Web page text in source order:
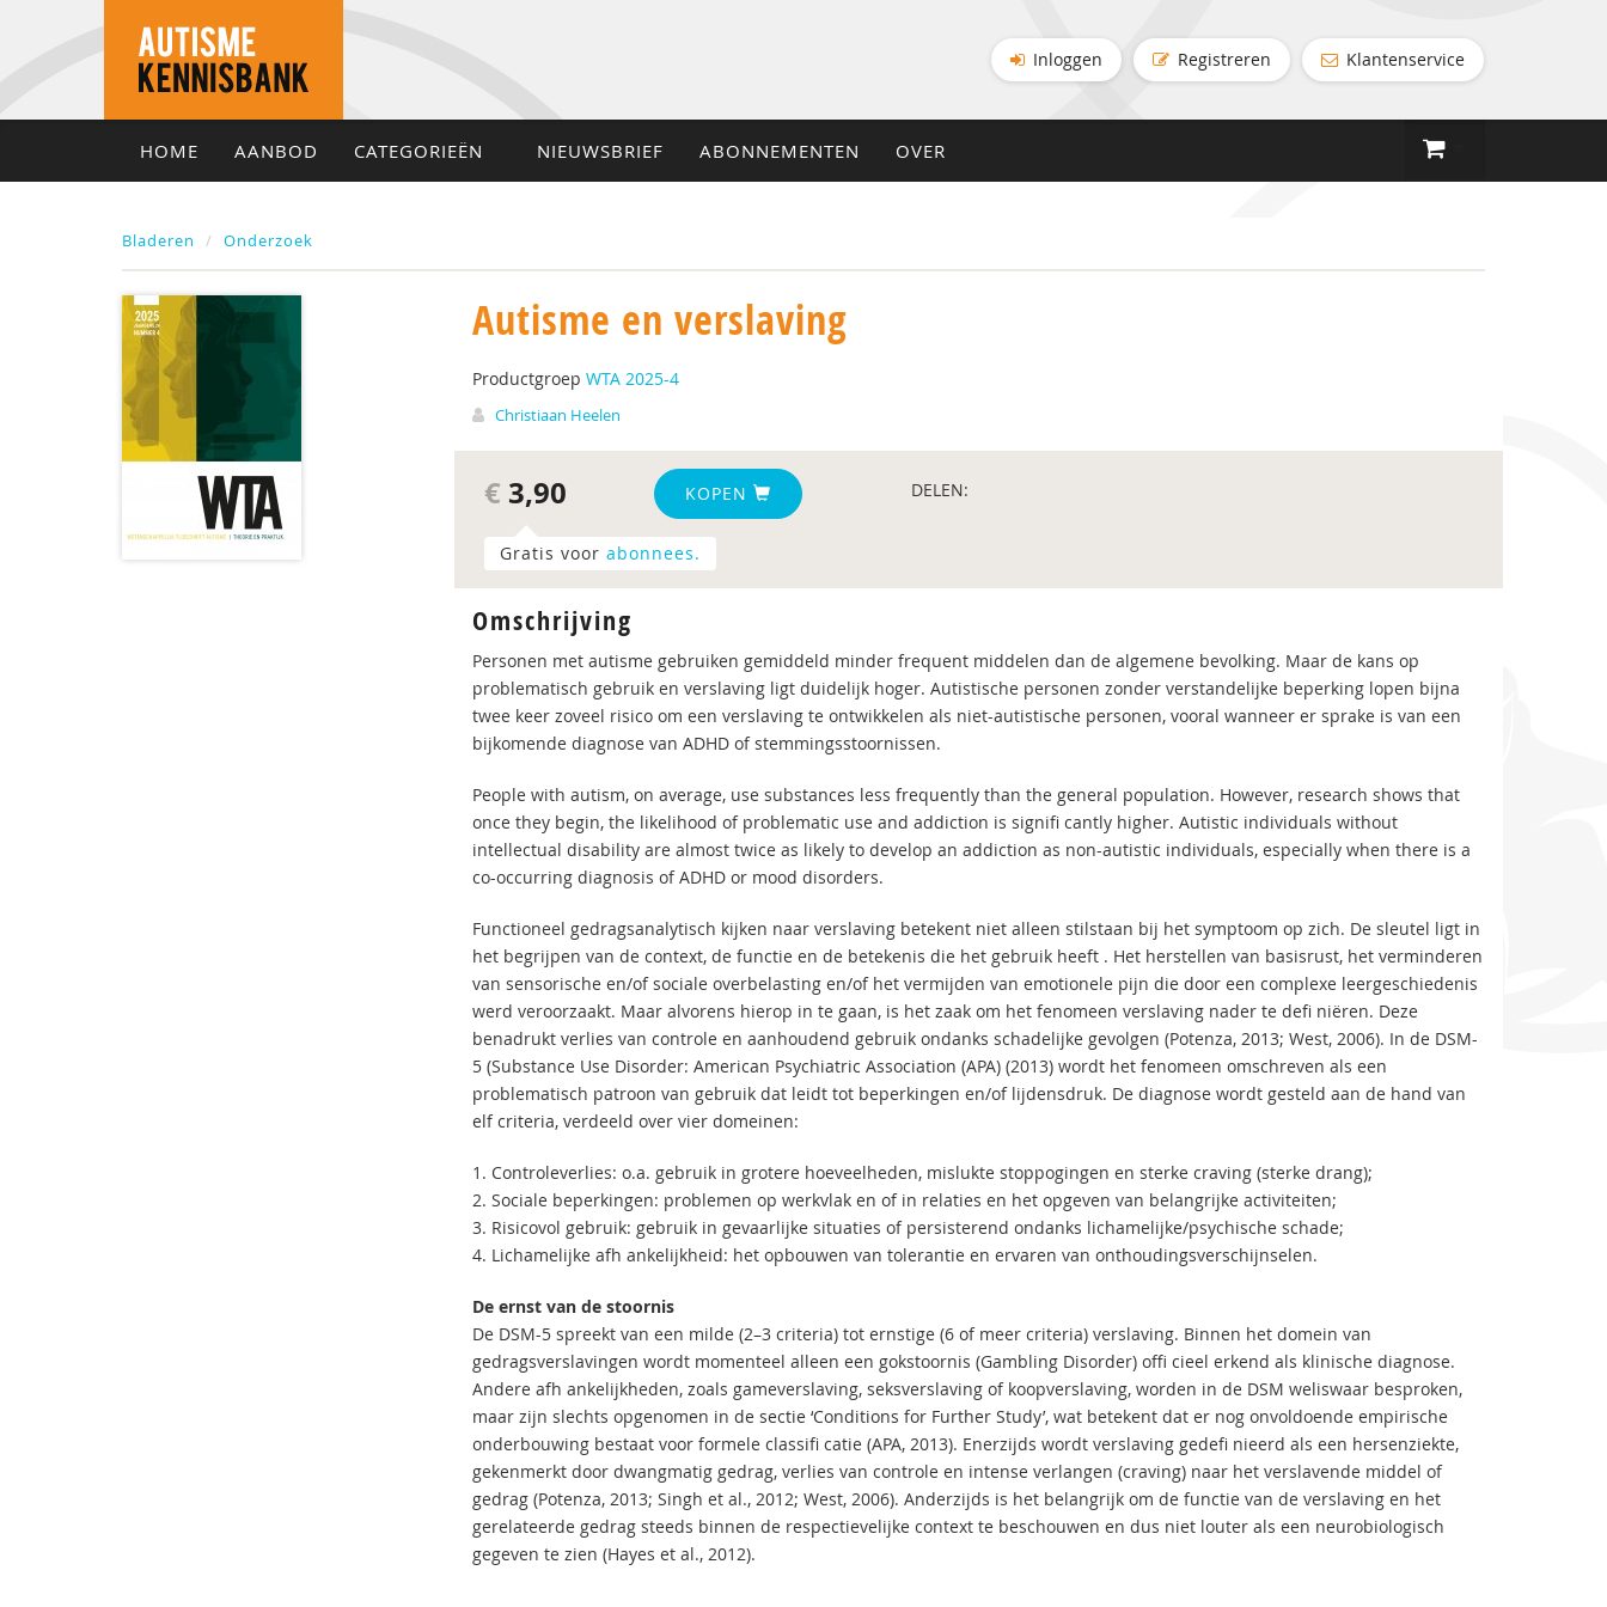
Inloggen Registreren Klantenservice
HOME AANBOD CATEGORIEËN NIEUWSBRIEF ABONNEMENTEN OVER
Bladeren Onderzoek
Autisme en verslaving
Productgroep WTA 2025-4
Christiaan Heelen
€ 3,90 KOPEN DELEN:
Gratis voor abonnees.
Omschrijving
Personen met autisme gebruiken gemiddeld minder frequent middelen dan de algemene bevolking. Maar de kans op
problematisch gebruik en verslaving ligt duidelijk hoger. Autistische personen zonder verstandelijke beperking lopen bijna
twee keer zoveel risico om een verslaving te ontwikkelen als niet-autistische personen, vooral wanneer er sprake is van een
bijkomende diagnose van ADHD of stemmingsstoornissen.
People with autism, on average, use substances less frequently than the general population. However, research shows that
once they begin, the likelihood of problematic use and addiction is signifi cantly higher. Autistic individuals without
intellectual disability are almost twice as likely to develop an addiction as non-autistic individuals, especially when there is a
co-occurring diagnosis of ADHD or mood disorders.
Functioneel gedragsanalytisch kijken naar verslaving betekent niet alleen stilstaan bij het symptoom op zich. De sleutel ligt in
het begrijpen van de context, de functie en de betekenis die het gebruik heeft . Het herstellen van basisrust, het verminderen
van sensorische en/of sociale overbelasting en/of het vermijden van emotionele pijn die door een complexe leergeschiedenis
werd veroorzaakt. Maar alvorens hierop in te gaan, is het zaak om het fenomeen verslaving nader te defi niëren. Deze
benadrukt verlies van controle en aanhoudend gebruik ondanks schadelijke gevolgen (Potenza, 2013; West, 2006). In de DSM-
5 (Substance Use Disorder: American Psychiatric Association (APA) (2013) wordt het fenomeen omschreven als een
problematisch patroon van gebruik dat leidt tot beperkingen en/of lijdensdruk. De diagnose wordt gesteld aan de hand van
elf criteria, verdeeld over vier domeinen:
1. Controleverlies: o.a. gebruik in grotere hoeveelheden, mislukte stoppogingen en sterke craving (sterke drang);
2. Sociale beperkingen: problemen op werkvlak en of in relaties en het opgeven van belangrijke activiteiten;
3. Risicovol gebruik: gebruik in gevaarlijke situaties of persisterend ondanks lichamelijke/psychische schade;
4. Lichamelijke afh ankelijkheid: het opbouwen van tolerantie en ervaren van onthoudingsverschijnselen.
De ernst van de stoornis
De DSM-5 spreekt van een milde (2–3 criteria) tot ernstige (6 of meer criteria) verslaving. Binnen het domein van
gedragsverslavingen wordt momenteel alleen een gokstoornis (Gambling Disorder) offi cieel erkend als klinische diagnose.
Andere afh ankelijkheden, zoals gameverslaving, seksverslaving of koopverslaving, worden in de DSM weliswaar besproken,
maar zijn slechts opgenomen in de sectie ‘Conditions for Further Study’, wat betekent dat er nog onvoldoende empirische
onderbouwing bestaat voor formele classifi catie (APA, 2013). Enerzijds wordt verslaving gedefi nieerd als een hersenziekte,
gekenmerkt door dwangmatig gedrag, verlies van controle en intense verlangen (craving) naar het verslavende middel of
gedrag (Potenza, 2013; Singh et al., 2012; West, 2006). Anderzijds is het belangrijk om de functie van de verslaving en het
gerelateerde gedrag steeds binnen de respectievelijke context te beschouwen en dus niet louter als een neurobiologisch
gegeven te zien (Hayes et al., 2012).